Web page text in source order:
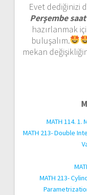
Evet dediğinizi
Perşembe
hazırlanmak
buluşalım.
mekan
MATH 114. 1.
MATH 213- Double
MATH 213-